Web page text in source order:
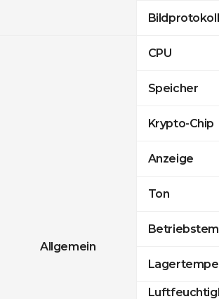
Bildprotokoll
Allgemein
CPU
Speicher
Krypto-Chip
Anzeige
Ton